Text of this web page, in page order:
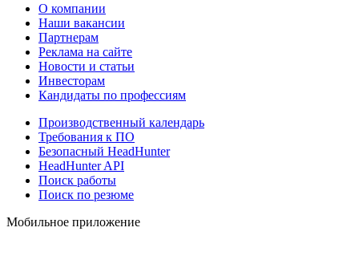
О компании
Наши вакансии
Партнерам
Реклама на сайте
Новости и статьи
Инвесторам
Кандидаты по профессиям
Производственный календарь
Требования к ПО
Безопасный HeadHunter
HeadHunter API
Поиск работы
Поиск по резюме
Мобильное приложение